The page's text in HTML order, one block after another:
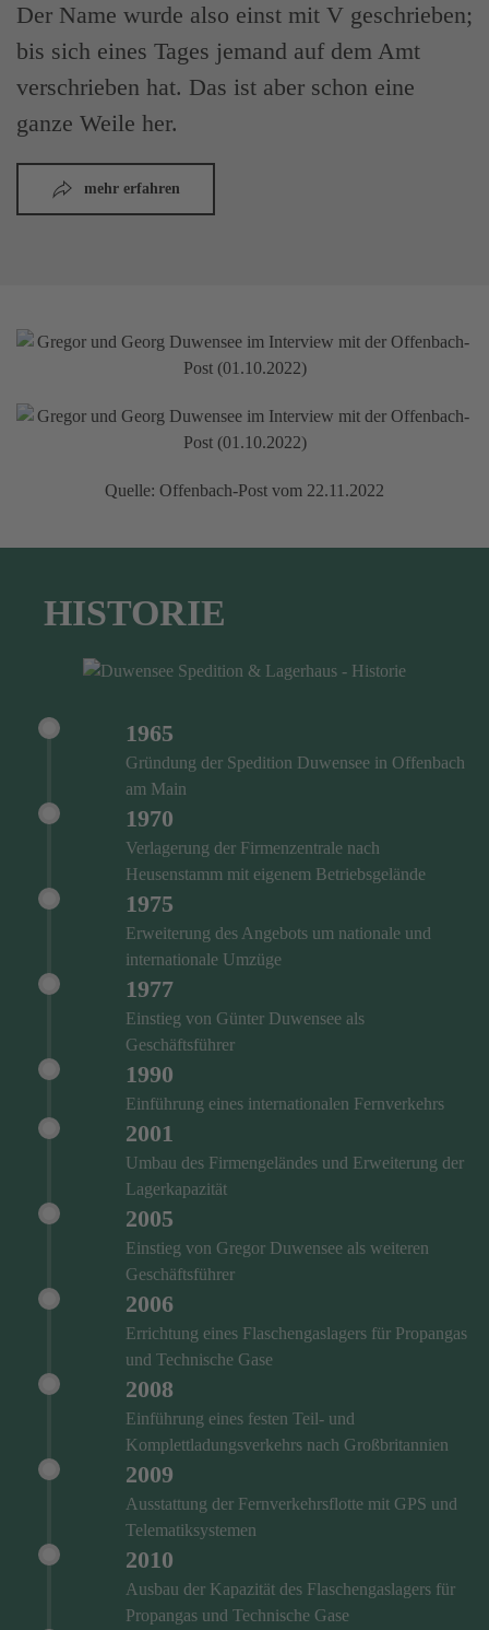
Der Name wurde also einst mit V geschrieben;
bis sich eines Tages jemand auf dem Amt
verschrieben hat. Das ist aber schon eine
ganze Weile her.
mehr erfahren
Quelle: Offenbach-Post vom 22.11.2022
HISTORIE
1965
Gründung der Spedition Duwensee in Offenbach
am Main
1970
Verlagerung der Firmenzentrale nach
Heusenstamm mit eigenem Betriebsgelände
1975
Erweiterung des Angebots um nationale und
internationale Umzüge
1977
Einstieg von Günter Duwensee als
Geschäftsführer
1990
Einführung eines internationalen Fernverkehrs
2001
Umbau des Firmengeländes und Erweiterung der
Lagerkapazität
2005
Einstieg von Gregor Duwensee als weiteren
Geschäftsführer
2006
Errichtung eines Flaschengaslagers für Propangas
und Technische Gase
2008
Einführung eines festen Teil- und
Komplettladungsverkehrs nach Großbritannien
2009
Ausstattung der Fernverkehrsflotte mit GPS und
Telematiksystemen
2010
Ausbau der Kapazität des Flaschengaslagers für
Propangas und Technische Gase